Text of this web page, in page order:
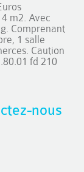
m2. Avec
Comprenant
1 salle
Caution
fd 210
nous